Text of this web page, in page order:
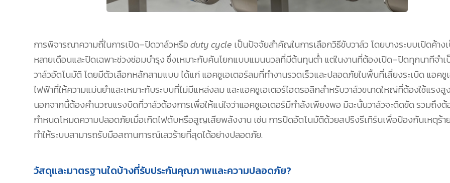
การพิจารณาความถี่ในการเปิด–ปิดวาล์วหรือduty cycle เป็นปัจจัยสำคัญในการเลือกวิธีขับวาล์ว โดยบางระบบเปิดค้างเ
หลายเดือนและปิดเฉพาะช่วงซ่อมบำรุง ซึ่งเหมาะกับคันโยกแบบแมนนวลที่มีต้นทุนต่ำ แต่ในงานที่ต้องเปิด–ปิดทุกนาทีจำเ
วาล์วอัตโนมัติ โดยมีตัวเลือกหลักสามแบบ ได้แก่ แอคชูเอเตอร์ลมที่ทำงานรวดเร็วและปลอดภัยในพื้นที่เสี่ยงระเบิด แอคชู
ไฟฟ้าที่ให้ความแม่นยำและเหมาะกับระบบที่ไม่มีแหล่งลม และแอคชูเอเตอร์ไฮดรอลิกสำหรับวาล์วขนาดใหญ่ที่ต้องใช้แรงสูง
นอกจากนี้ต้องคำนวณแรงบิดที่วาล์วต้องการเพื่อให้แน่ใจว่าแอคชูเอเตอร์มีกำลังเพียงพอ มิฉะนั้นวาล์วจะติดขัด รวมถึงต้
กำหนดโหมดความปลอดภัยเมื่อเกิดไฟดับหรือสูญเสียพลังงาน เช่น การปิดอัตโนมัติด้วยสปริงรีเทิร์นเพื่อป้องกันเหตุร้า
ทำให้ระบบสามารถรับมือสถานการณ์เลวร้ายที่สุดได้อย่างปลอดภัย.
วัสดุและมาตรฐานใดบ้างที่รับประกันคุณภาพและความปลอดภัย?